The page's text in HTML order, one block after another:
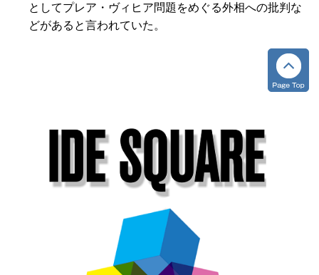
としてプレア・ヴィヒア問題をめぐる外相への批判な
どがあると言われていた。